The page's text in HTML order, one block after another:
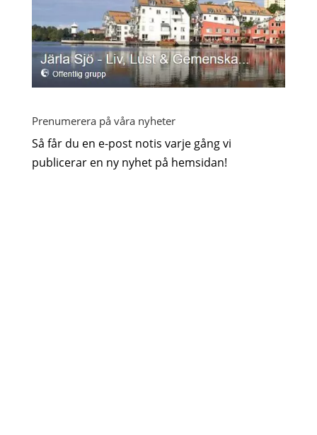
Prenumerera på våra nyheter
Så får du en e-post notis varje gång vi
publicerar en ny nyhet på hemsidan!